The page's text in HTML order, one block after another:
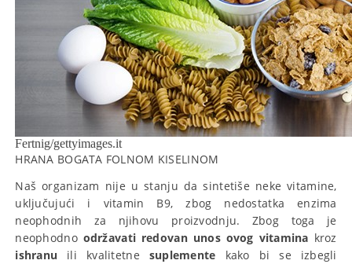
Fertnig/gettyimages.it
HRANA BOGATA FOLNOM KISELINOM
Naš organizam nije u stanju da sintetiše neke vitamine,
uključujući i vitamin B9, zbog nedostatka enzima
neophodnih za njihovu proizvodnju. Zbog toga je
neophodno održavati redovan unos ovog vitamina kroz
ishranu ili kvalitetne suplemente kako bi se izbegli